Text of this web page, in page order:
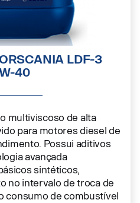
LDF-3
40
multiviscoso de alta
para motores diesel de
Possui aditivos
avançada
sintéticos,
no intervalo de troca de
consumo de combustível